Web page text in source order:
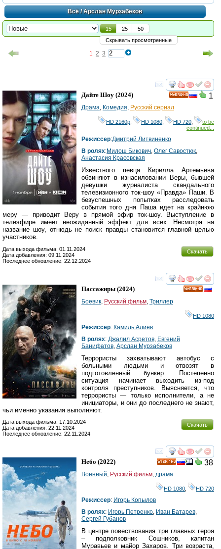
Всё/ Арслан Мурзабеков
15 25
50
Скрывать просмотренные
1 2 3
смотреть
1
Дайте Шоу (2024)
Драма Комедия Русский сериал
HD 2160р HD 1080 HD 720
to be
continued...
Режиссер:Дмитрий Литвиненко
В ролях:Милош Бикович Олег Савостюк
Анастасия Красовская
Известного певца Кирилла Артемьева
обвиняют в изнасиловании Веры, бывшей
девушки журналиста скандального
телевизионного ток-шоу «Правда» Паши. В
безуспешных попытках расследовать
события того дня Паша идет на крайнюю
меру — приводит Веру в прямой эфир ток-шоу. Выступление в
телеэфире имеет неожиданный эффект для всех. Несмотря на
название шоу, отнюдь не поиск правды становится главной целью
участников.
Скачать
Дата выхода фильма: 01.11.2024
Дата добавления: 09.11.2024
Последнее обновление: 22.12.2024
смотреть
Пассажиры (2024)
Боевик Русский фильм Триллер
HD 1080
Режиссер: Камиль Алиев
В ролях: Джалил Асретов Евгений
Банифатов Арслан Мурзабеков
Террористы захватывают автобус с
больными людьми и отвозят в
подготовленный бункер. Постепенно
ситуация начинает выходить из-под
контроля преступников. Выясняется, что
террористы — только исполнители, а не
инициаторы, и они до последнего не знают,
чьи именно указания выполняют.
Скачать
Дата выхода фильма: 17.10.2024
Дата добавления: 22.11.2024
Последнее обновление: 22.11.2024
смотреть
38
Небо (2022)
Военный, Русский фильм, драма
HD 1080 HD 720
Режиссер: Игорь Копылов
В ролях: Игорь Петренко, Иван Батарев,
Сергей Губанов
В центре повествования три главных героя
– подполковник Сошников, капитан
Муравьев и майор Захаров. Три возраста,